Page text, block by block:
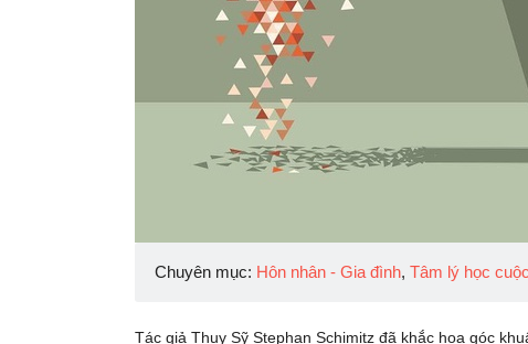
Chuyên mục: Hôn nhân - Gia đình, Tâm lý học
Tác giả Thụy Sỹ Stephan Schimitz đã khắc họa góc